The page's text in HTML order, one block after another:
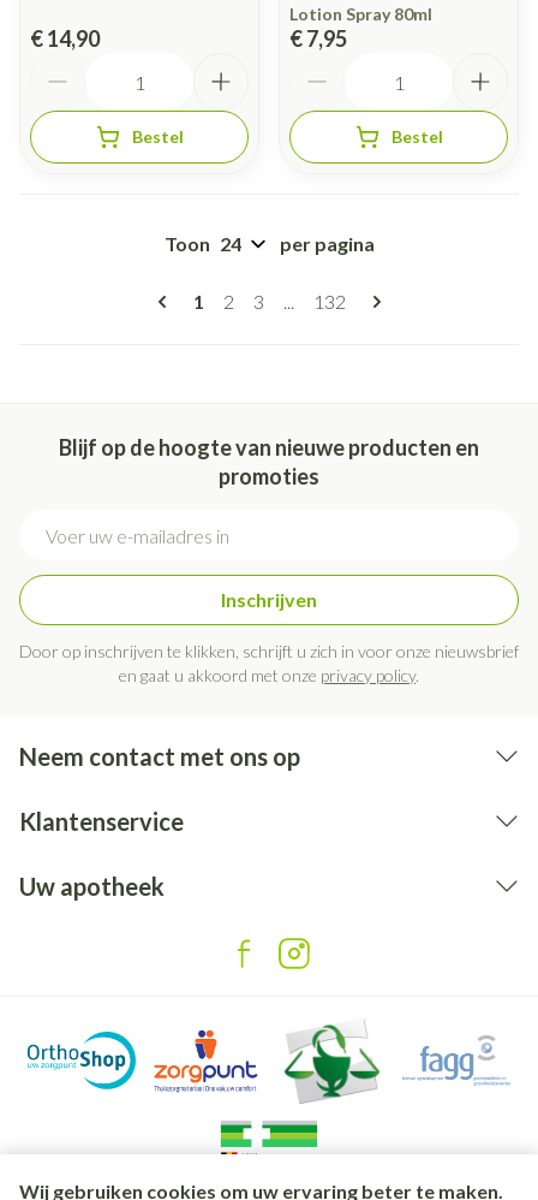
Wij gebruiken cookies om uw ervaring beter te maken.
€ 14,90
Bestel
Lotion Spray 80ml
€ 7,95
Bestel
Pagina's
U lees momenteel pagina
1 Pagina
2 Pagina
3 ... Pagina
132
Toon per pagina
Blijf op de hoogte van nieuwe producten en
promoties
Inschrijven
Door op inschrijven te klikken, schrijft u zich in voor onze nieuwsbrief
en gaat u akkoord met onze privacy policy.
Neem contact met ons op
Klantenservice
Uw apotheek